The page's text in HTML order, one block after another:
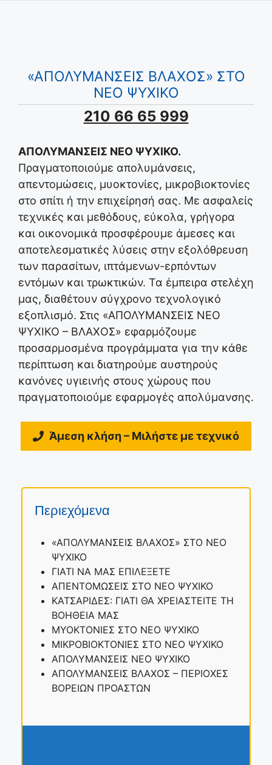
«ΑΠΟΛΥΜΑΝΣΕΙΣ ΒΛΑΧΟΣ» ΣΤΟ
ΝΕΟ ΨΥΧΙΚΟ
210 66 65 999
ΑΠΟΛΥΜΑΝΣΕΙΣ ΝΕΟ ΨΥΧΙΚΟ.
Πραγματοποιούμε απολυμάνσεις,
απεντομώσεις, μυοκτονίες, μικροβιοκτονίες
στο σπίτι ή την επιχείρησή σας. Με ασφαλείς
τεχνικές και μεθόδους, εύκολα, γρήγορα
και οικονομικά προσφέρουμε άμεσες και
αποτελεσματικές λύσεις στην εξολόθρευση
των παρασίτων, ιπτάμενων-ερπόντων
εντόμων και τρωκτικών. Τα έμπειρα στελέχη
μας, διαθέτουν σύγχρονο τεχνολογικό
εξοπλισμό. Στις «ΑΠΟΛΥΜΑΝΣΕΙΣ ΝΕΟ
ΨΥΧΙΚΟ – ΒΛΑΧΟΣ» εφαρμόζουμε
προσαρμοσμένα προγράμματα για την κάθε
περίπτωση και διατηρούμε αυστηρούς
κανόνες υγιεινής στους χώρους που
πραγματοποιούμε εφαρμογές απολύμανσης.
Άμεση κλήση – Μιλήστε με τεχνικό
Περιεχόμενα
«ΑΠΟΛΥΜΑΝΣΕΙΣ ΒΛΑΧΟΣ» ΣΤΟ ΝΕΟ
ΨΥΧΙΚΟ
ΓΙΑΤΙ ΝΑ ΜΑΣ ΕΠΙΛΕΞΕΤΕ
ΑΠΕΝΤΟΜΩΣΕΙΣ ΣΤΟ ΝΕΟ ΨΥΧΙΚΟ
ΚΑΤΣΑΡΙΔΕΣ: ΓΙΑΤΙ ΘΑ ΧΡΕΙΑΣΤΕΙΤΕ ΤΗ
ΒΟΗΘΕΙΑ ΜΑΣ
ΜΥΟΚΤΟΝΙΕΣ ΣΤΟ ΝΕΟ ΨΥΧΙΚΟ
ΜΙΚΡΟΒΙΟΚΤΟΝΙΕΣ ΣΤΟ ΝΕΟ ΨΥΧΙΚΟ
ΑΠΟΛΥΜΑΝΣΕΙΣ ΝΕΟ ΨΥΧΙΚΟ
ΑΠΟΛΥΜΑΝΣΕΙΣ ΒΛΑΧΟΣ – ΠΕΡΙΟΧΕΣ
ΒΟΡΕΙΩΝ ΠΡΟΑΣΤΩΝ